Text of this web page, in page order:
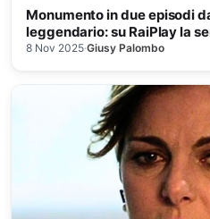
Monumento in due episodi
leggendario: su RaiPlay la
8 Nov 2025·Giusy Palombo